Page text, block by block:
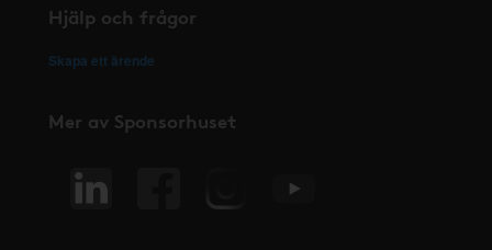
Hjälp och frågor
Skapa ett ärende
Mer av Sponsorhuset